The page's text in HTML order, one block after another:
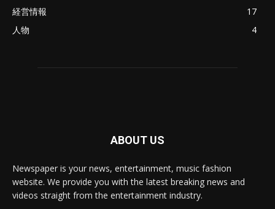
経営情報
17
人物
4
ABOUT US
Newspaper is your news, entertainment, music fashion
website. We provide you with the latest breaking news and
videos straight from the entertainment industry.